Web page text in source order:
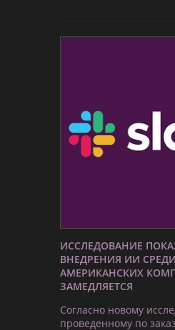
ИССЛЕДОВАНИЕ
ВНЕДРЕНИЯ ИИ СРЕДИ
АМЕРИКАНСКИХ
ЗАМЕДЛЯЕТСЯ
Согласно новому
проведенному по